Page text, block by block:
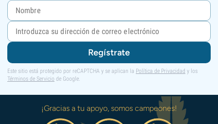
Regístrate
Este sitio está protegido por reCAPTCHA y se aplican la Política de Privacidad y los
Términos de Servicio de Google.
¡Gracias a tu apoyo, somos campeones!